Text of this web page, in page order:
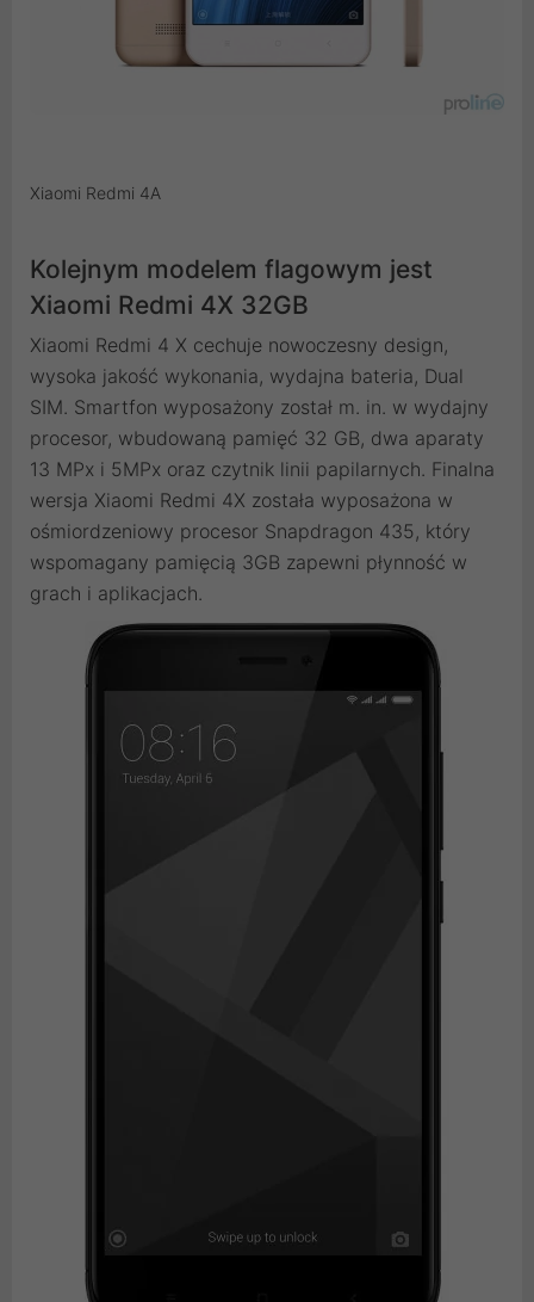
Xiaomi Redmi 4A
Kolejnym modelem flagowym jest
Xiaomi Redmi 4X 32GB
Xiaomi Redmi 4 X cechuje nowoczesny design,
wysoka jakość wykonania, wydajna bateria, Dual
SIM. Smartfon wyposażony został m. in. w wydajny
procesor, wbudowaną pamięć 32 GB, dwa aparaty
13 MPx i 5MPx oraz czytnik linii papilarnych. Finalna
wersja Xiaomi Redmi 4X została wyposażona w
ośmiordzeniowy procesor Snapdragon 435, który
wspomagany pamięcią 3GB zapewni płynność w
grach i aplikacjach.